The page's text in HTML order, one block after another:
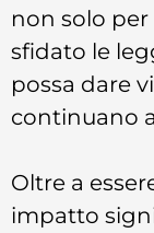
non solo
sfidato le
possa dare
continuano
Oltre a
impatto